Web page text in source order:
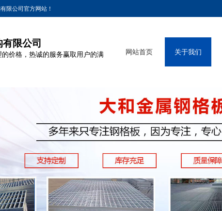
限公司官方网站！
限公司
价格，热诚的服务赢取用户的满
网站首页 关于我们
企业文化